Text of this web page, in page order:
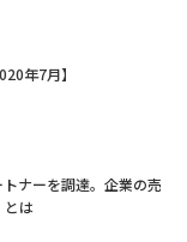
年7月】
ナーを調達。企業の売
とは